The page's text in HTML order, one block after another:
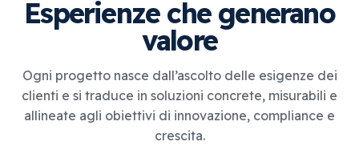
Vai
GDPR NIS2 Bandi ISO 27001
BeeProd
Esperienze che generano
valore
Ogni progetto nasce dall’ascolto delle esigenze dei
clienti e si traduce in soluzioni concrete, misurabili e
allineate agli obiettivi di innovazione, compliance e
crescita.